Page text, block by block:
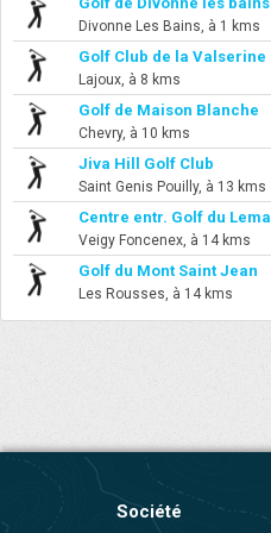
Divonne Les Bains, à 1 kms
Golf Club de la Valserine
Lajoux, à 8 kms
Golf de Maison Blanche
Chevry, à 10 kms
Jiva Hill Golf Club
Saint Genis Pouilly, à 13 kms
Centre entr. Golf du
Veigy Foncenex, à 14 kms
Golf du Mont Saint Jean
Les Rousses, à 14 kms
Société